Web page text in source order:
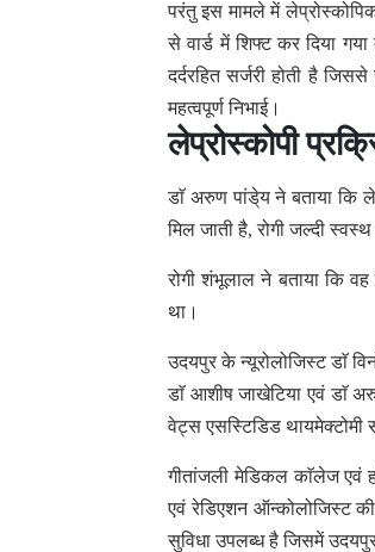
परंतु इस मामले में
से वार्ड में शिफ्ट कर दिया
दर्दरहित सर्जरी होती है
महत्वपूर्ण निभाई।
लेप्रोस्कोपी
डाॅ अरुण पांडे्य ने बताया कि
मिल जाती है, रोगी जल्दी
रोगी शंभूलाल ने बताया कि
था।
उदयपुर के न्यूरोलोजिस्ट डाॅ
डाॅ आशीष जाखेटिया एवं डाॅ
वेट्स एसस्टिडिड थायमेक्टोमी
गीतांजली मेडिकल काॅलेज एवं
एवं रेडिएशन ऑन्कोलोजिस्ट
सुविधा उपलब्ध है जिसमें